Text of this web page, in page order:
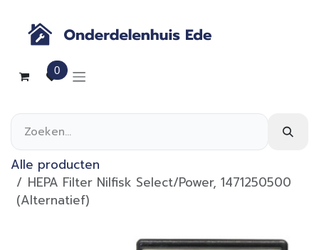
0
Alle producten
HEPA Filter Nilfisk Select/Power, 1471250500
(Alternatief)